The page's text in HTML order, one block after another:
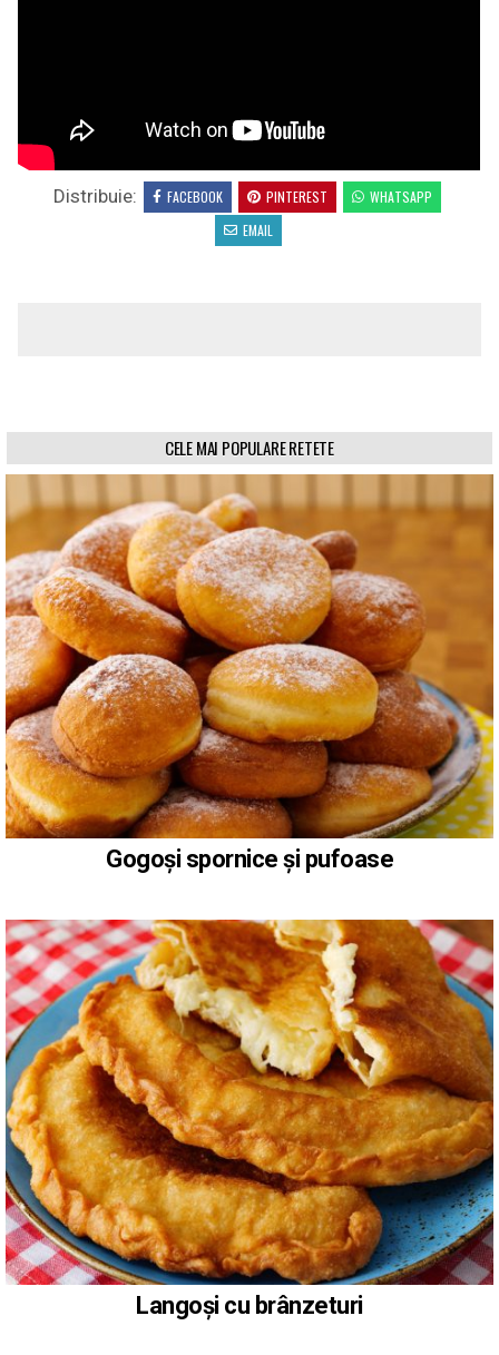
Distribuie: FACEBOOK PINTEREST
WHATSAPP
EMAIL
CELE MAI POPULARE RETETE
Gogoși spornice și pufoase
Langoși cu brânzeturi